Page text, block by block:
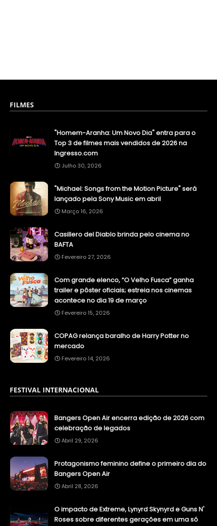
FILMES
"Homem-Aranha: Um Novo Dia" entra para o
Top 3 de filmes mais vendidos de 2026 na
Ingresso.com
Julho 30, 2026
"Michael: Songs from the Motion Picture" será
lançado pela Sony Music em abril
Março 16, 2026
Casillero del Diablo brinda pelo cinema no
BAFTA
Fevereiro 27, 2026
Com grande elenco, “O Velho Fusca” ganha
trailer e pôster oficiais; estreia nos cinemas
acontece no dia 19 de março
Fevereiro 15, 2026
COPAG relança baralho de Harry Potter no
mercado
Fevereiro 14, 2026
FESTIVAL INTERNACIONAL
Bangers Open Air encerra edição de 2026 com
celebração de legados
Abril 29, 2026
Protagonismo feminino define o primeiro dia do
Bangers Open Air
Abril 28, 2026
O impacto de Extreme, Lynyrd Skynyrd e Guns N'
Roses sobre diferentes gerações em uma só